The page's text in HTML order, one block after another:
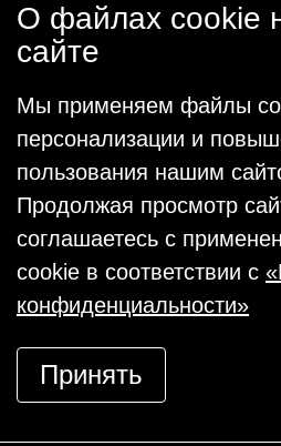
О файлах cookie
сайте
Мы применяем файлы
персонализации и
пользования нашим
Продолжая просмотр
соглашаетесь с
cookie в соответствии с
конфиденциальности»
Принять